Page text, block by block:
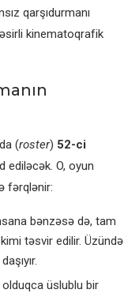
qarşıdurmanı
kinematoqrafik
(roster) 52-ci
ediləcək. O, oyun
fərqlənir:
bənzəsə də, tam
təsvir edilir. Üzündə
olduqca üslublu bir